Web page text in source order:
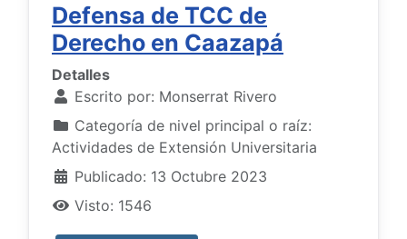
Defensa de TCC de
Derecho en Caazapá
Detalles
Escrito por: Monserrat Rivero
Categoría de nivel principal o raíz:
Actividades de Extensión Universitaria
Publicado: 13 Octubre 2023
Visto: 1546